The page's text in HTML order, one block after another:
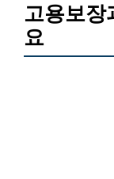
고용보장
요